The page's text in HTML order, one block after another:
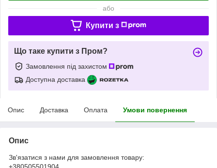
або
Купити з
Що таке купити з Пром?
Замовлення під захистом
Доступна доставка
Опис Доставка Оплата Умови повернення
Опис
Зв'язатися з нами для замовлення товару:
+380505501904